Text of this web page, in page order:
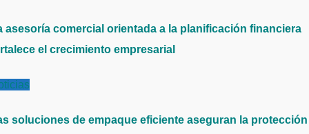
asesoría comercial orientada a la planificación financiera
el crecimiento empresarial
soluciones de empaque eficiente aseguran la protección